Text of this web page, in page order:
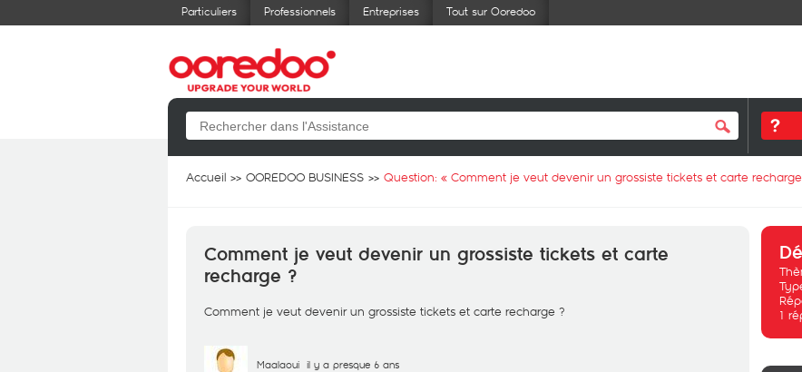
Particuliers Professionnels Entreprises Tout sur Ooredoo
Accueil OOREDOO BUSINESS Question: « Comment je veut devenir un grossiste tickets et carte
Comment je veut devenir un grossiste tickets et carte
recharge ?
Comment je veut devenir un grossiste tickets et carte recharge ?
Maalaoui il y a presque 6 ans
1